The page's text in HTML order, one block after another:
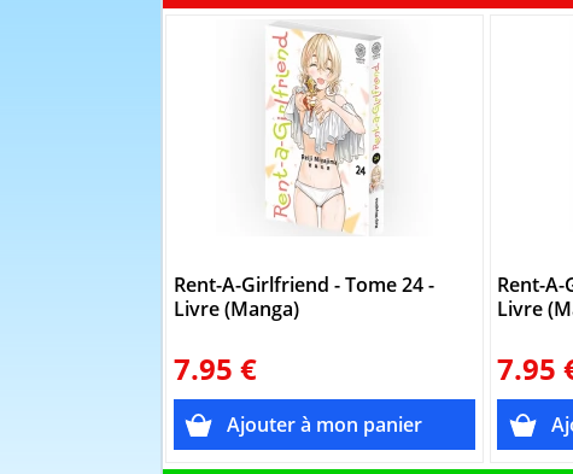
Rent-A-Girlfriend - Tome 24 -
Livre (Manga)
7.95 €
Rent-
Livre
7.95